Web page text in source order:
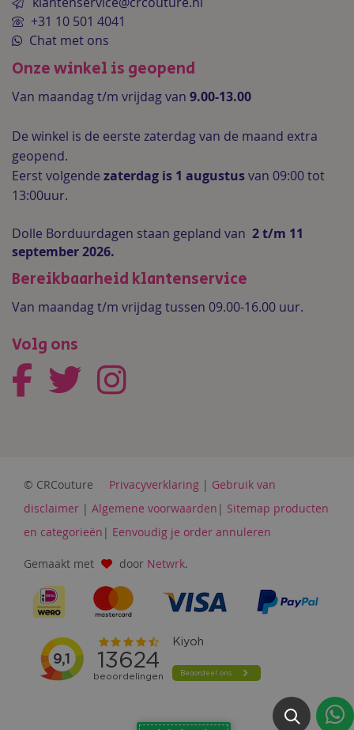
+31 10 501 4041
Chat met ons
Onze winkel is geopend
Van maandag t/m vrijdag van 9.00-13.00
De winkel is de eerste zaterdag van de maand extra
geopend.
Eerst volgende zaterdag is 1 augustusvan 09:00 tot
13:00uur.
Dolle Borduurdagen staan gepland van 2 t/m 11
september 2026.
Bereikbaarheid klantenservice
Van maandag t/m vrijdag tussen 09.00-16.00 uur.
Volg ons
© CRCouture Privacyverklaring | Gebruik van
disclaimer | Algemene voorwaarden | Sitemap producten
en categorieën | Eenvoudig je order annuleren
Gemaakt met door Netwrk.